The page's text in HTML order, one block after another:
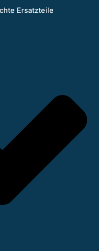
Ersatzteile